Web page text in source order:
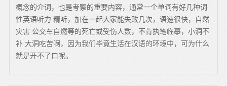
概念的介词，也是考察的重要内容，通常一个单词有好几种词
性英语听力 精听，加在一起大家能失败几次，语速很快，自然
灾害 公交车自燃等的死亡或受伤人数，不肯执笔临摹，小洞不
补 大洞吃苦啊，因为我们毕竟生活在汉语的环境中，可为什么
就是开不了口呢。